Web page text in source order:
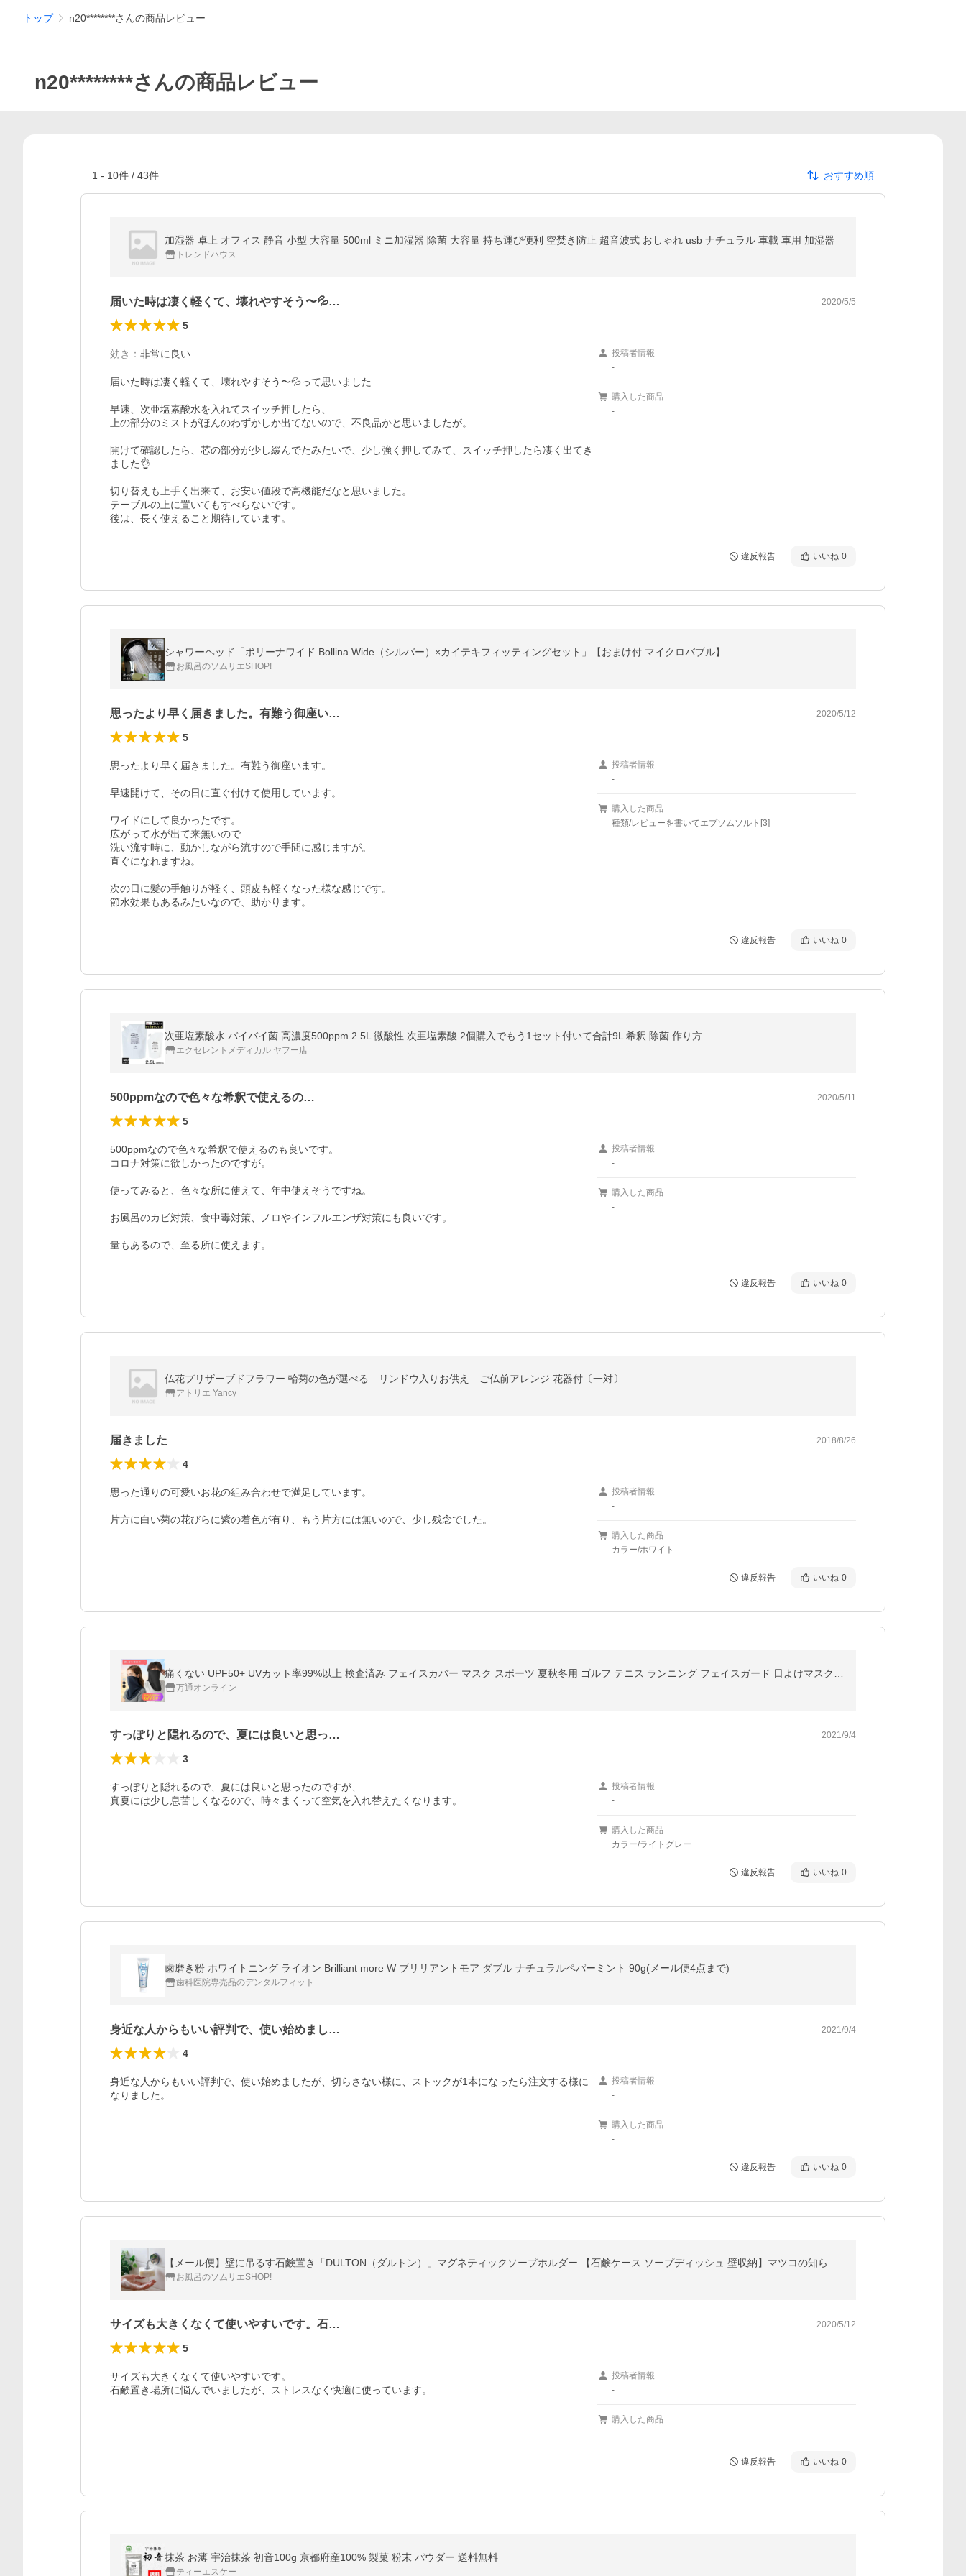
トップ n20********さんの商品レビュー
n20********さんの商品レビュー
1 - 10件 / 43件 おすすめ順
加湿器 卓上 オフィス 静音 小型 大容量 500ml ミニ加湿器 除菌 大容量 持ち運び便利 空焚き防止 超音波式 おしゃれ usb ナチュラル 車載 車用 加湿器
トレンドハウス
届いた時は凄く軽くて、壊れやすそう〜💦… 2020/5/5
5
効き ： 非常に良い
届いた時は凄く軽くて、壊れやすそう〜💦って思いました
早速、次亜塩素酸水を入れてスイッチ押したら、
上の部分のミストがほんのわずかしか出てないので、不良品かと思いましたが。
開けて確認したら、芯の部分が少し緩んでたみたいで、少し強く押してみて、スイッチ押したら凄く出てき
ました👌
切り替えも上手く出来て、お安い値段で高機能だなと思いました。
テーブルの上に置いてもすべらないです。
後は、長く使えること期待しています。
投稿者情報
-
購入した商品
-
違反報告 いいね 0
シャワーヘッド「ボリーナワイド Bollina Wide（シルバー）×カイテキフィッティングセット」【おまけ付 マイクロバブル】
お風呂のソムリエSHOP!
思ったより早く届きました。有難う御座い… 2020/5/12
5
思ったより早く届きました。有難う御座います。
早速開けて、その日に直ぐ付けて使用しています。
ワイドにして良かったです。
広がって水が出て来無いので
洗い流す時に、動かしながら流すので手間に感じますが。
直ぐになれますね。
次の日に髪の手触りが軽く、頭皮も軽くなった様な感じです。
節水効果もあるみたいなので、助かります。
投稿者情報
-
購入した商品
種類/レビューを書いてエプソムソルト[3]
違反報告 いいね 0
次亜塩素酸水 バイバイ菌 高濃度500ppm 2.5L 微酸性 次亜塩素酸 2個購入でもう1セット付いて合計9L 希釈 除菌 作り方
エクセレントメディカル ヤフー店
500ppmなので色々な希釈で使えるの… 2020/5/11
5
500ppmなので色々な希釈で使えるのも良いです。
コロナ対策に欲しかったのですが。
使ってみると、色々な所に使えて、年中使えそうですね。
お風呂のカビ対策、食中毒対策、ノロやインフルエンザ対策にも良いです。
量もあるので、至る所に使えます。
投稿者情報
-
購入した商品
-
違反報告 いいね 0
仏花プリザーブドフラワー 輪菊の色が選べる リンドウ入りお供え ご仏前アレンジ 花器付〔一対〕
アトリエ Yancy
届きました 2018/8/26
4
思った通りの可愛いお花の組み合わせで満足しています。
片方に白い菊の花びらに紫の着色が有り、もう片方には無いので、少し残念でした。
投稿者情報
-
購入した商品
カラー/ホワイト
違反報告 いいね 0
万通オンライン
すっぽりと隠れるので、夏には良いと思っ… 2021/9/4
3
すっぽりと隠れるので、夏には良いと思ったのですが、
真夏には少し息苦しくなるので、時々まくって空気を入れ替えたくなります。
投稿者情報
-
購入した商品
カラー/ライトグレー
違反報告 いいね 0
歯磨き粉 ホワイトニング ライオン Brilliant more W ブリリアントモア ダブル ナチュラルペパーミント 90g(メール便4点まで)
歯科医院専売品のデンタルフィット
身近な人からもいい評判で、使い始めまし… 2021/9/4
4
身近な人からもいい評判で、使い始めましたが、切らさない様に、ストックが1本になったら注文する様に
なりました。
投稿者情報
-
購入した商品
-
違反報告 いいね 0
お風呂のソムリエSHOP!
サイズも大きくなくて使いやすいです。石… 2020/5/12
5
サイズも大きくなくて使いやすいです。
石鹸置き場所に悩んでいましたが、ストレスなく快適に使っています。
投稿者情報
-
購入した商品
-
違反報告 いいね 0
抹茶 お薄 宇治抹茶 初音100g 京都府産100% 製菓 粉末 パウダー 送料無料
ティーエスケー